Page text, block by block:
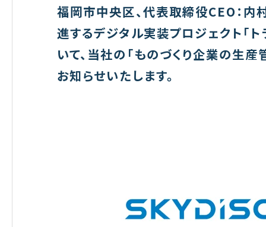
福岡市中央区、代表取締役CEO：内村
進するデジタル実装プロジェクト「
いて、当社の「ものづくり企業の生
お知らせいたします。